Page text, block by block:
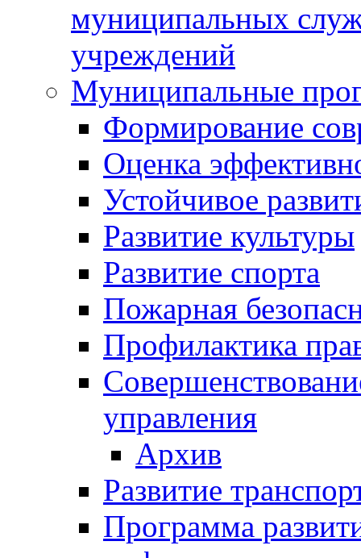
муниципальных
учреждений
Муниципальные
Формирование
Оценка
Устойчивое
Развитие культуры
Развитие спорта
Пожарная
Профилактика
управления
Архив
Развитие
Программа